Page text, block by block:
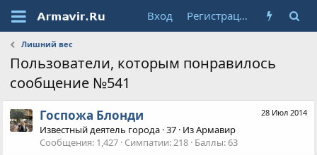
Вход Регистрация
Лишний вес
Пользователи, которым понравилось
сообщение №541
28 Июл 2014
Госпожа Блонди
Известный деятель города ·37 · ИзАрмавир
Сообщения 1,427 Симпатии 218 Баллы 63